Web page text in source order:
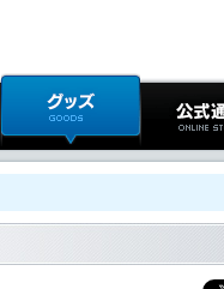
グッズ 公式通販